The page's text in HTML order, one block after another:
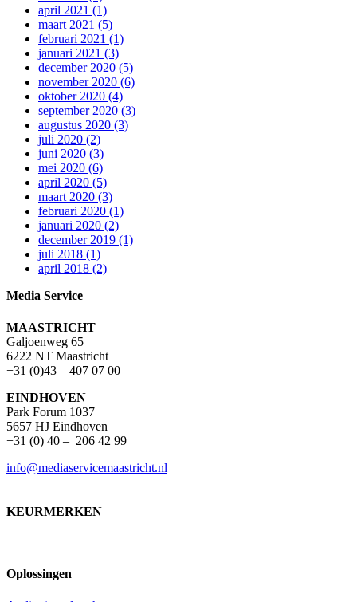
april 2021 (1)
maart 2021 (5)
februari 2021 (1)
januari 2021 (3)
december 2020 (5)
november 2020 (6)
oktober 2020 (4)
september 2020 (3)
augustus 2020 (3)
juli 2020 (2)
juni 2020 (3)
mei 2020 (6)
april 2020 (5)
maart 2020 (3)
februari 2020 (1)
januari 2020 (2)
december 2019 (1)
juli 2018 (1)
april 2018 (2)
Media Service
MAASTRICHT
Galjoenweg 65
6222 NT Maastricht
+31 (0)43 – 407 07 00
EINDHOVEN
Park Forum 1037
5657 HJ Eindhoven
+31 (0) 40 – 206 42 99
info@mediaservicemaastricht.nl
KEURMERKEN
Oplossingen